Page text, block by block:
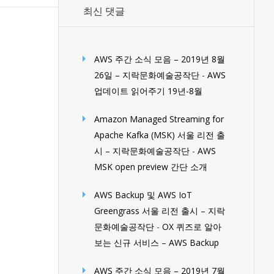
최신 댓글
AWS 주간 소식 모음 – 2019년 8월
26일 – 지락문화예술공작단 - AWS
업데이트 읽어주기 19년-8월
Amazon Managed Streaming for
Apache Kafka (MSK) 서울 리전 출
시 – 지락문화예술공작단 - AWS
MSK open preview 간단 소개
AWS Backup 및 AWS IoT
Greengrass 서울 리전 출시 – 지락
문화예술공작단 - OX 퀴즈로 알아
보는 신규 서비스 – AWS Backup
AWS 주간 소식 모음 – 2019년 7월